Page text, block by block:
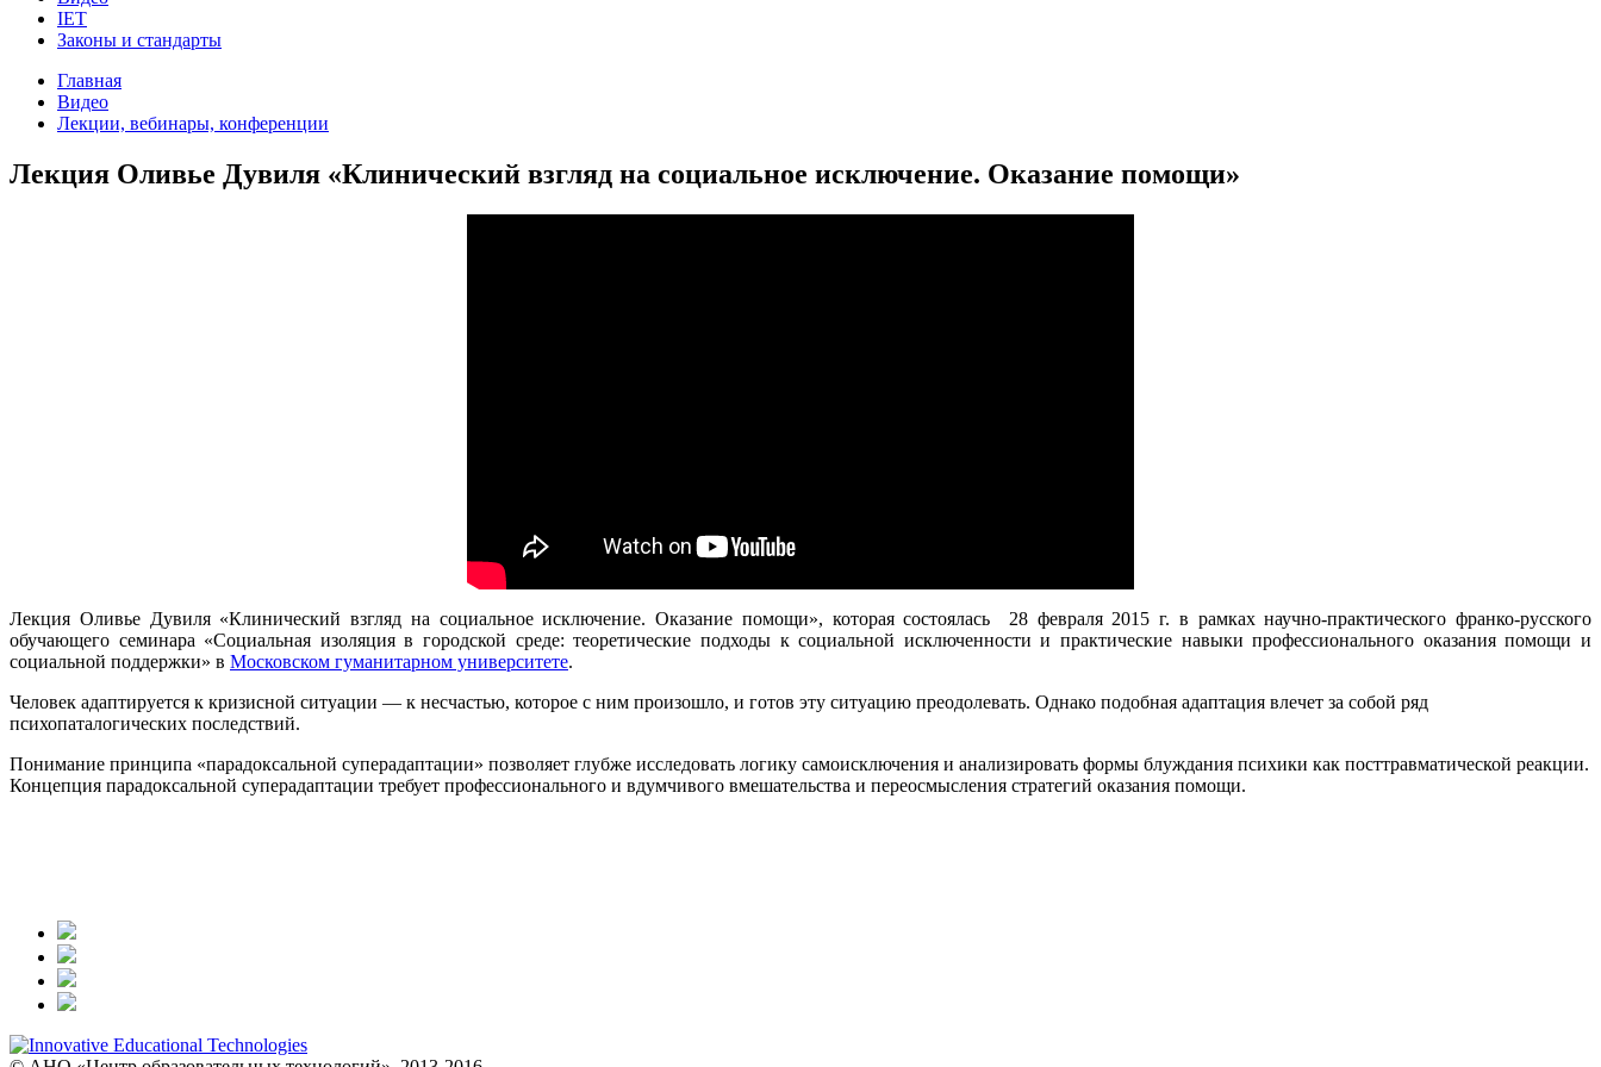
IET
Законы и стандарты
Главная
Видео
Лекции, вебинары, конференции
Лекция Оливье Дувиля «Клинический взгляд на социальное исключение. Оказание помощи»
Лекция Оливье Дувиля «Клинический взгляд на социальное исключение. Оказание помощи», которая состоялась 28 февраля 2015 г. в рамках научно-практического франко-русского
обучающего семинара «Социальная изоляция в городской среде: теоретические подходы к социальной исключенности и практические навыки профессионального оказания помощи и
социальной поддержки» в Московском гуманитарном университете.
Человек адаптируется к кризисной ситуации — к несчастью, которое с ним произошло, и готов эту ситуацию преодолевать. Однако подобная адаптация влечет за собой ряд
психопаталогических последствий.
Понимание принципа «парадоксальной суперадаптации» позволяет глубже исследовать логику самоисключения и анализировать формы блуждания психики как посттравматической реакции.
Концепция парадоксальной суперадаптации требует профессионального и вдумчивого вмешательства и переосмысления стратегий оказания помощи.